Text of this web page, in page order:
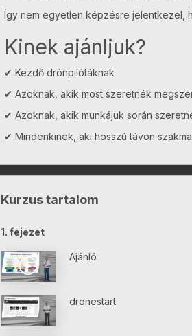
Így nem egyetlen képzésre jelentkezel,
Kinek ajánljuk?
✔ Kezdő drónpilótáknak
✔ Azoknak, akik most szeretnék
✔ Azoknak, akik munkájuk során
✔ Mindenkinek, aki hosszú távon
Kurzus tartalom
1. fejezet
Ajánló
dronestart